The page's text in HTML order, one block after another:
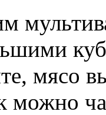
мясо
можно